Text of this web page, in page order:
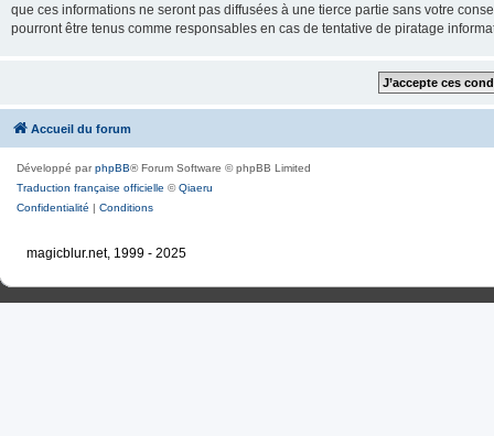
que ces informations ne seront pas diffusées à une tierce partie sans votre
pourront être tenus comme responsables en cas de tentative de piratage
Accueil du forum
Développé parphpBB® Forum Software © phpBB Limited
Traduction française officielle ©Qiaeru
Confidentialité | Conditions
magicblur.net, 1999 - 2025